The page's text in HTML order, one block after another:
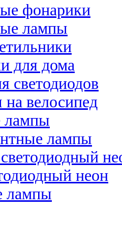
фонарики
лампы
для дома
светодиодов
велосипед
лампы
лампы
неон
лампы